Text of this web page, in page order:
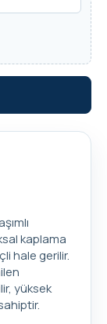
kaplama
hale gerilir.
yüksek